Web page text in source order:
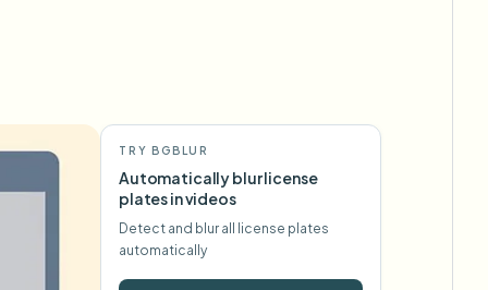
TRY BGBLUR
Automatically blur license
plates in videos
Detect and blur all license plates
automatically